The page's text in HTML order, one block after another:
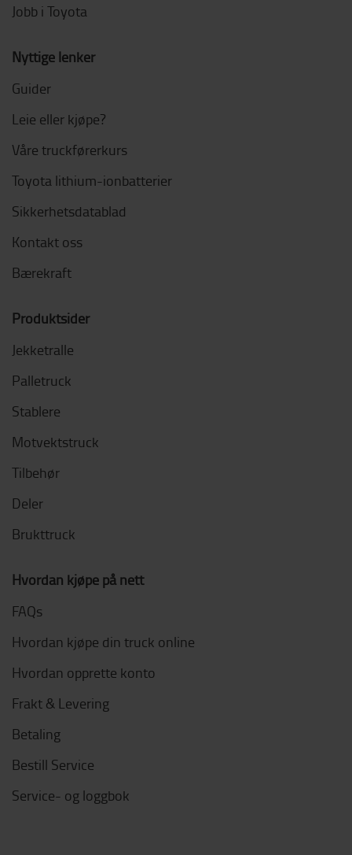
Jobb i Toyota
Nyttige lenker
Guider
Leie eller kjøpe?
Våre truckførerkurs
Toyota lithium-ionbatterier
Sikkerhetsdatablad
Kontakt oss
Bærekraft
Produktsider
Jekketralle
Palletruck
Stablere
Motvektstruck
Tilbehør
Deler
Brukttruck
Hvordan kjøpe på nett
FAQs
Hvordan kjøpe din truck online
Hvordan opprette konto
Frakt & Levering
Betaling
Bestill Service
Service- og loggbok